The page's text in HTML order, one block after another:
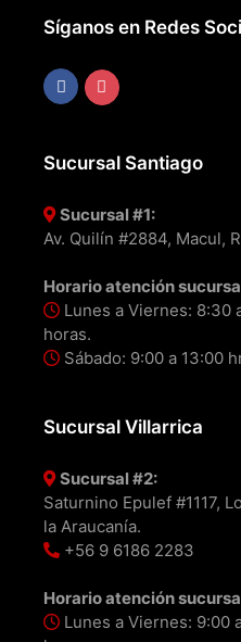
Síganos en Redes
Sucursal Santiago
Sucursal #1:
Av. Quilín #2884, Macul,
Horario atención
Lunes a Viernes: 8:30
horas.
Sábado: 9:00 a 13:00
Sucursal Villarrica
Sucursal #2:
Saturnino Epulef #1117,
la Araucanía.
+56 9 6186 2283
Horario atención
Lunes a Viernes: 9:00